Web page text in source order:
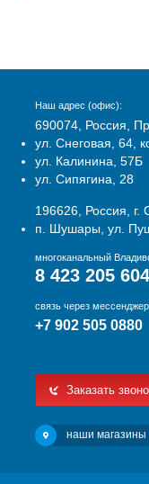
Наш адрес (офис):
690074, Россия,
ул. Снеговая, 64,
ул. Калинина, 57Б
ул. Сипягина, 28
196626, Россия, г.
п. Шушары, ул.
многоканальный
8 423 205
связь через
+7 902 505 0880
Заказать
наши магазины